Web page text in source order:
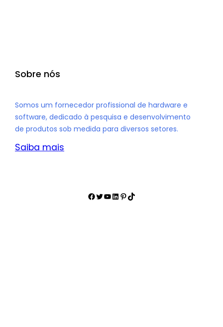
Sobre nós
Somos um fornecedor profissional de hardware e
software, dedicado à pesquisa e desenvolvimento
de produtos sob medida para diversos setores.
Saiba mais